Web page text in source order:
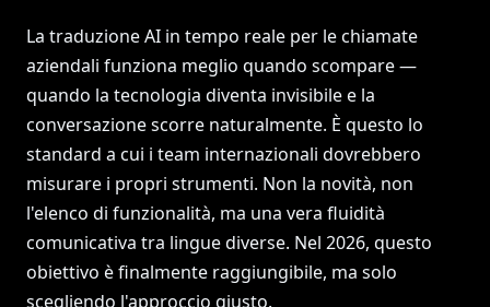
La traduzione AI in tempo reale per le chiamate
aziendali funziona meglio quando scompare —
quando la tecnologia diventa invisibile e la
conversazione scorre naturalmente. È questo lo
standard a cui i team internazionali dovrebbero
misurare i propri strumenti. Non la novità, non
l'elenco di funzionalità, ma una vera fluidità
comunicativa tra lingue diverse. Nel 2026, questo
obiettivo è finalmente raggiungibile, ma solo
scegliendo l'approccio giusto.